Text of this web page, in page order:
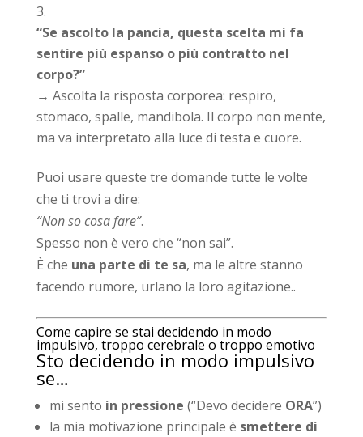
“Se ascolto la pancia, questa scelta mi fa
sentire più espanso o più contratto nel
corpo?”
→ Ascolta la risposta corporea: respiro,
stomaco, spalle, mandibola. Il corpo non mente,
ma va interpretato alla luce di testa e cuore.
Puoi usare queste tre domande tutte le volte
che ti trovi a dire:
“Non so cosa fare”.
Spesso non è vero che “non sai”.
È che una parte di te sa, ma le altre stanno
facendo rumore, urlano la loro agitazione..
Come capire se stai decidendo in modo
impulsivo, troppo cerebrale o troppo emotivo
Sto decidendo in modo impulsivo
se…
mi sento in pressione (“Devo decidere ORA”)
la mia motivazione principale è smettere di